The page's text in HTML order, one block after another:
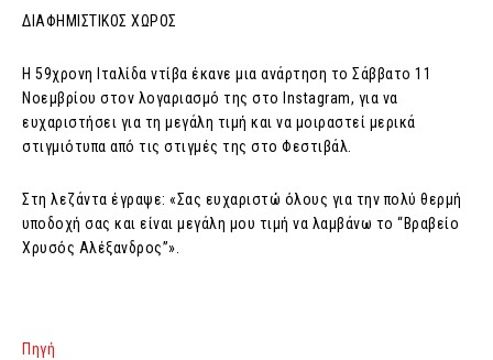
ΔΙΑΦΗΜΙΣΤΙΚΟΣ ΧΩΡΟΣ
Η 59χρονη Ιταλίδα ντίβα έκανε μια ανάρτηση το Σάββατο 11
Νοεμβρίου στον λογαριασμό της στο Instagram, για να
ευχαριστήσει για τη μεγάλη τιμή και να μοιραστεί μερικά
στιγμιότυπα από τις στιγμές της στο Φεστιβάλ.
Στη λεζάντα έγραψε: «Σας ευχαριστώ όλους για την πολύ θερμή
υποδοχή σας και είναι μεγάλη μου τιμή να λαμβάνω το “Βραβείο
Χρυσός Αλέξανδρος”».
Πηγή